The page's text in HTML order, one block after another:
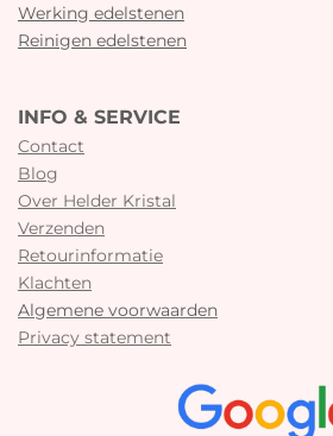
Werking edelstenen
Reinigen edelstenen
INFO & SERVICE
Contact
Blog
Over Helder Kristal
Verzenden
Retourinformatie
Klachten
Algemene voorwaarden
Privacy statement